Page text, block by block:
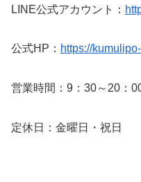
LINE公式アカウント：
公式HP： https://
営業時間：9：30～20：
定休日：金曜日・祝日